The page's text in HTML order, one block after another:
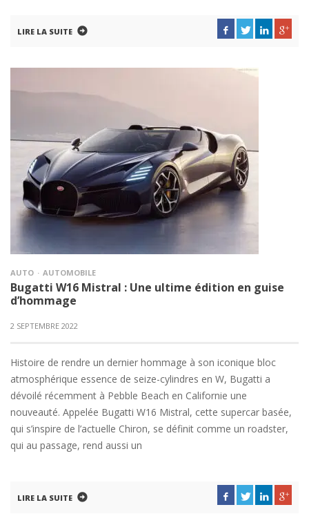
LIRE LA SUITE
AUTO AUTOMOBILE
Bugatti W16 Mistral : Une ultime édition en guise
d’hommage
2 SEPTEMBRE 2022
Histoire de rendre un dernier hommage à son iconique bloc
atmosphérique essence de seize-cylindres en W, Bugatti a
dévoilé récemment à Pebble Beach en Californie une
nouveauté. Appelée Bugatti W16 Mistral, cette supercar basée,
qui s’inspire de l’actuelle Chiron, se définit comme un roadster,
qui au passage, rend aussi un
LIRE LA SUITE